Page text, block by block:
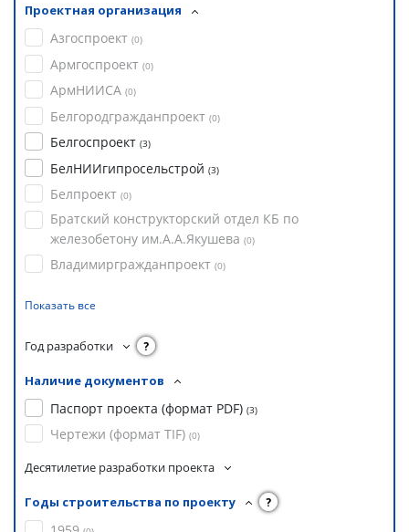
Проектная организация
Азгоспроект (0)
Армгоспроект (0)
АрмНИИСА (0)
Белгородгражданпроект (0)
Белгоспроект (3)
БелНИИгипросельстрой (3)
Белпроект (0)
Братский конструкторский отдел КБ по
железобетону им.А.А.Якушева (0)
Владимиргражданпроект (0)
Показать все
Год разработки ?
Наличие документов
Паспорт проекта (формат PDF) (3)
Чертежи (формат TIF) (0)
Десятилетие разработки проекта
Годы строительства по проекту ?